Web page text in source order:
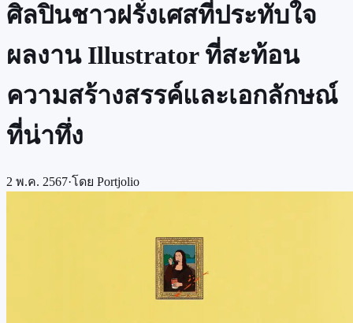
ศิลปินชาวฝรั่งเศสที่ประทับใจ
ผลงาน Illustrator ที่สะท้อน
ความสร้างสรรค์และเอกลักษณ์
ที่น่าทึ่ง
2 พ.ค. 2567·โดย Portjolio